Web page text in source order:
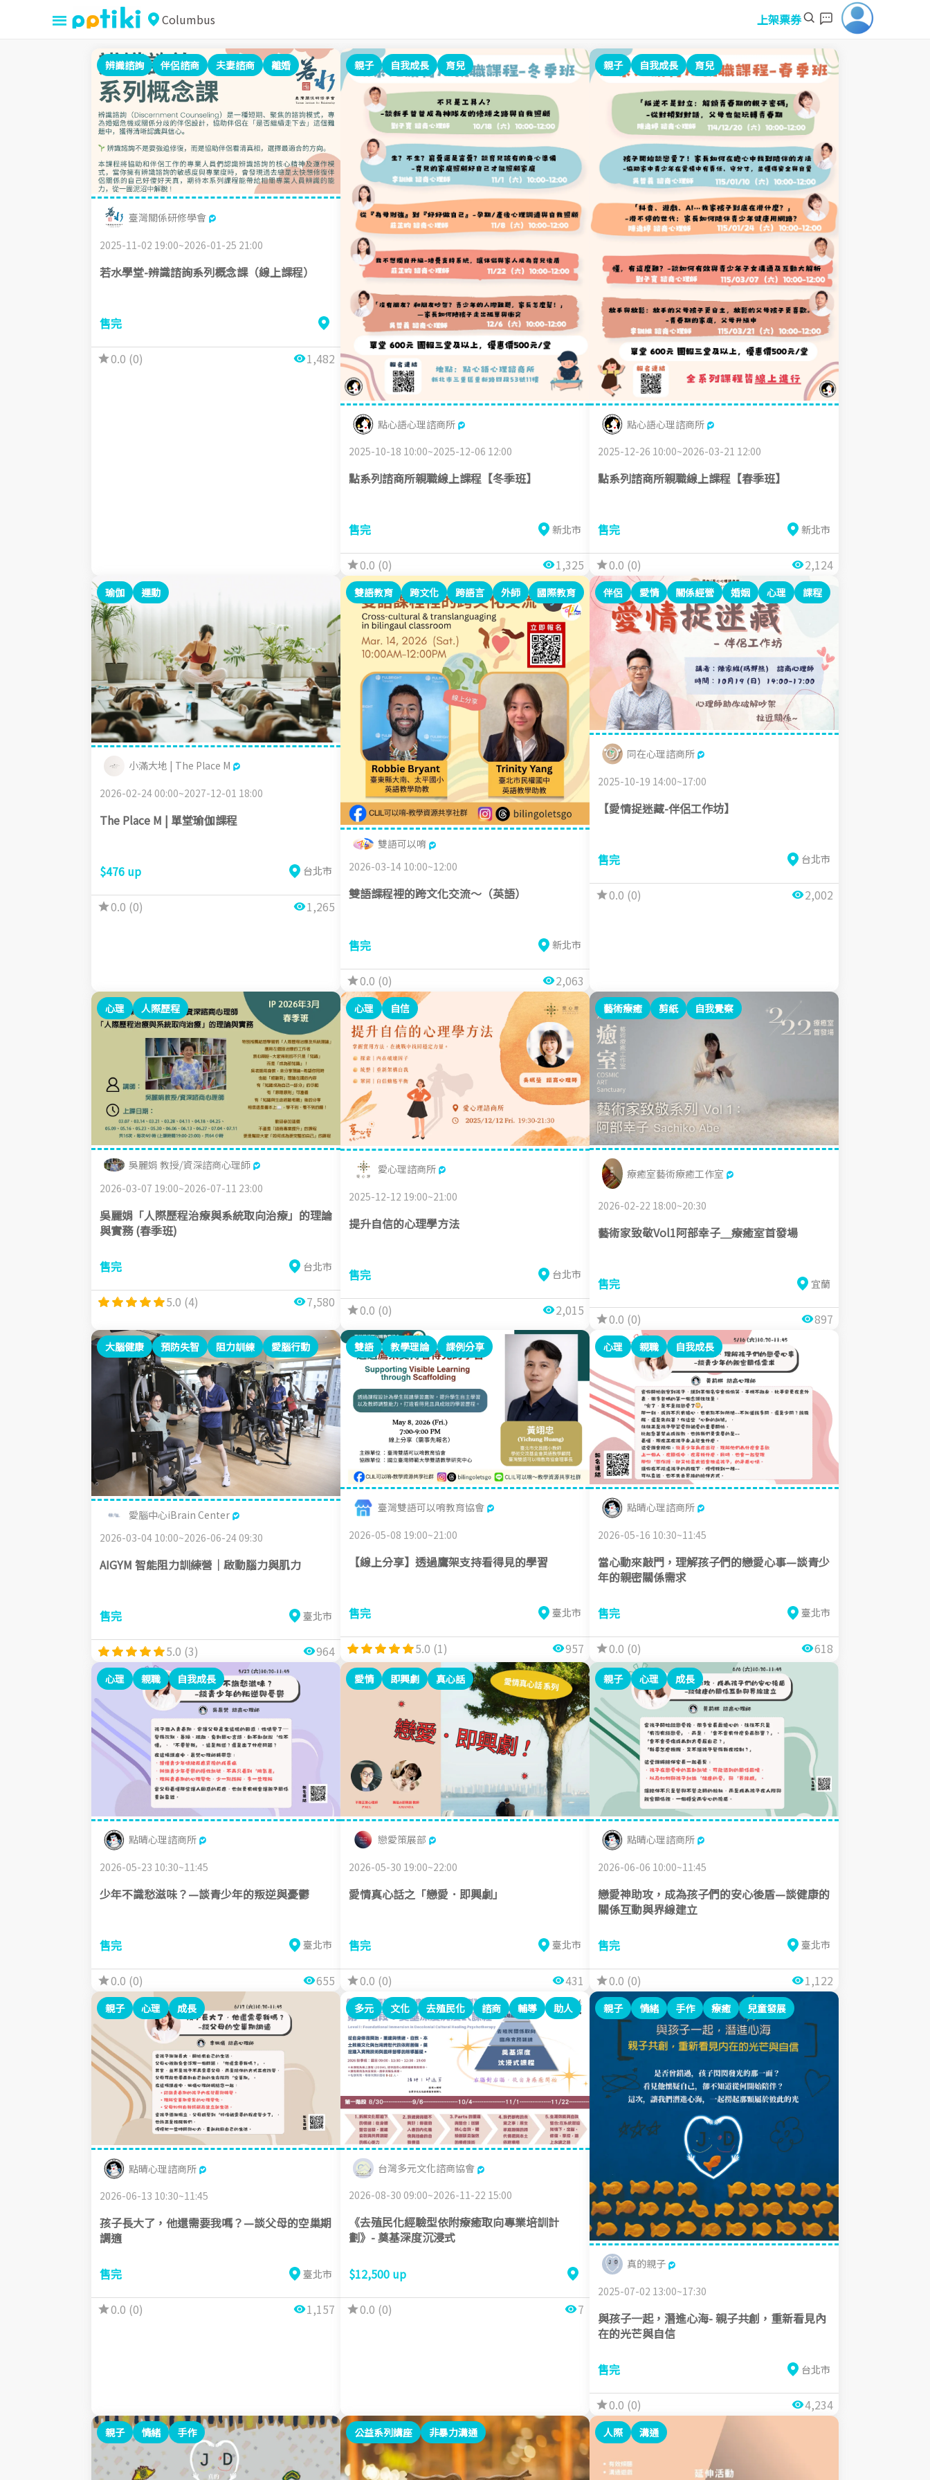
≡ Columbus 上架票券
票票PPTiki商店街
辨識諮詢 伴侶諮商 夫妻諮商 離婚
臺灣關係研修學會
2025-11-02 19:00~2026-01-25 21:00
若水學堂-辨識諮詢系列概念課（線上課程）
售完
0.0 (0) 1,482
親子 自我成長 育兒
點心語心理諮商所
2025-10-18 10:00~2025-12-06 12:00
點系列諮商所親職線上課程【冬季班】
售完 新北市
0.0 (0) 1,325
親子 自我成長 育兒
點心語心理諮商所
2025-12-26 10:00~2026-03-21 12:00
點系列諮商所親職線上課程【春季班】
售完 新北市
0.0 (0) 2,124
瑜伽 運動
小滿大地 | The Place M
2026-02-24 00:00~2027-12-01 18:00
The Place M | 單堂瑜伽課程
$476 up 台北市
0.0 (0) 1,265
雙語教育 跨文化 跨語言 外師 國際教育
雙語可以唷
2026-03-14 10:00~12:00
雙語課程裡的跨文化交流～（英語）
售完 新北市
0.0 (0) 2,063
伴侶 愛情 關係經營 婚姻 心理 課程
同在心理諮商所
2025-10-19 14:00~17:00
【愛情捉迷藏-伴侶工作坊】
售完 台北市
0.0 (0) 2,002
心理 人際歷程
吳麗娟 教授/資深諮商心理師
2026-03-07 19:00~2026-07-11 23:00
吳麗娟「人際歷程治療與系統取向治療」的理論
與實務 (春季班)
售完 台北市
5.0 (4) 7,580
心理 自信
愛心理諮商所
2025-12-12 19:00~21:00
提升自信的心理學方法
售完 台北市
0.0 (0) 2,015
藝術療癒 剪紙 自我覺察
療癒室藝術療癒工作室
2026-02-22 18:00~20:30
藝術家致敬Vol1阿部幸子＿療癒室首發場
售完 宜蘭
0.0 (0) 897
大腦健康 預防失智 阻力訓練 愛腦行動
愛腦中心iBrain Center
2026-03-04 10:00~2026-06-24 09:30
AIGYM 智能阻力訓練營｜啟動腦力與肌力
售完 臺北市
5.0 (3) 964
雙語 教學理論 課例分享
臺灣雙語可以唷教育協會
2026-05-08 19:00~21:00
【線上分享】透過鷹架支持看得見的學習
售完 臺北市
5.0 (1) 957
心理 親職 自我成長
點晴心理諮商所
2026-05-16 10:30~11:45
當心動來敲門，理解孩子們的戀愛心事—談青少
年的親密關係需求
售完 臺北市
0.0 (0) 618
心理 親職 自我成長
點晴心理諮商所
2026-05-23 10:30~11:45
少年不識愁滋味？—談青少年的叛逆與憂鬱
售完 臺北市
0.0 (0) 655
愛情 即興劇 真心話
戀愛策展部
2026-05-30 19:00~22:00
愛情真心話之「戀愛．即興劇」
售完 臺北市
0.0 (0) 431
親子 心理 成長
點晴心理諮商所
2026-06-06 10:00~11:45
戀愛神助攻，成為孩子們的安心後盾—談健康的
關係互動與界線建立
售完 臺北市
0.0 (0) 1,122
親子 心理 成長
點晴心理諮商所
2026-06-13 10:30~11:45
孩子長大了，他還需要我嗎？—談父母的空巢期
調適
售完 臺北市
0.0 (0) 1,157
多元 文化 去殖民化 諮商 輔導 助人
台灣多元文化諮商協會
2026-08-30 09:00~2026-11-22 15:00
《去殖民化經驗型依附療癒取向專業培訓計
劃》- 奠基深度沉浸式
$12,500 up
0.0 (0) 7
親子 情緒 手作 療癒 兒童發展
真的親子
2025-07-02 13:00~17:30
與孩子一起，潛進心海- 親子共創，重新看見內
在的光芒與自信
售完 台北市
0.0 (0) 4,234
親子 情緒 手作 公益系列講座 非暴力溝通 人際 溝通